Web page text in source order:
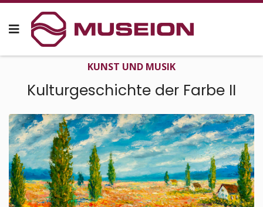
KUNST UND MUSIK
Kultur­geschichte der Farbe II